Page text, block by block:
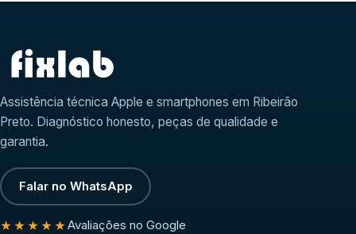
Assistência técnica Apple e smartphones em Ribeirão
Preto. Diagnóstico honesto, peças de qualidade e
garantia.
Falar no WhatsApp
★★★★★Avaliações no Google